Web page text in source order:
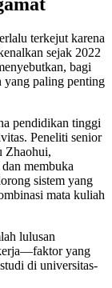
terkejut karena
sejak 2022
bagi
yang paling penting
pendidikan tinggi
Peneliti senior
Zhaohui,
membuka
sistem yang
mata kuliah
lulusan
yang
di universitas-